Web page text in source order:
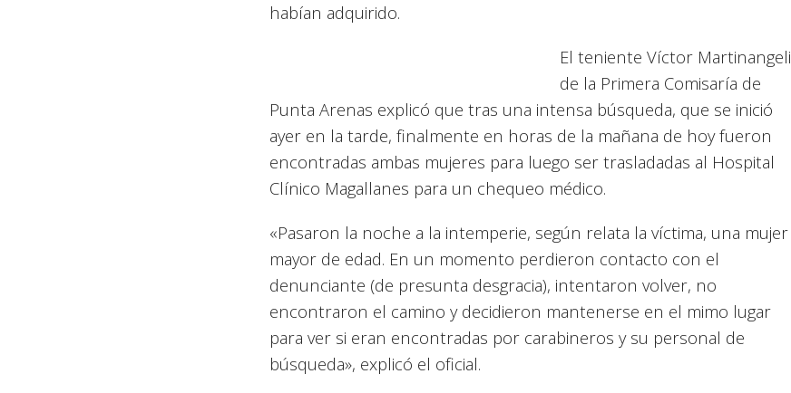
habían adquirido.
El teniente Víctor Martinangeli
de la Primera Comisaría de
Punta Arenas explicó que tras una intensa búsqueda, que se inició
ayer en la tarde, finalmente en horas de la mañana de hoy fueron
encontradas ambas mujeres para luego ser trasladadas al Hospital
Clínico Magallanes para un chequeo médico.
«Pasaron la noche a la intemperie, según relata la víctima, una mujer
mayor de edad. En un momento perdieron contacto con el
denunciante (de presunta desgracia), intentaron volver, no
encontraron el camino y decidieron mantenerse en el mimo lugar
para ver si eran encontradas por carabineros y su personal de
búsqueda», explicó el oficial.